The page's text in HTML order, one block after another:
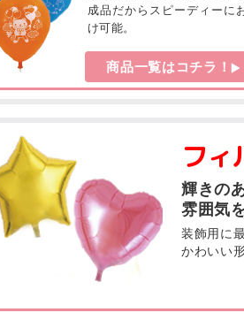
成品だからスピーディーに
け可能。
商品一覧はコチラ！
フィ
輝きの
雰囲気
装飾用に
かわいい